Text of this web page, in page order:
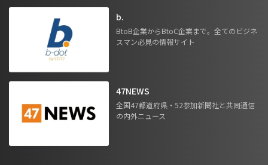
b.
BtoB企業からBtoC企業まで。全てのビジネ
スマン必見の情報サイト
47NEWS
全国47都道府県・52参加新聞社と共同通信
の内外ニュース